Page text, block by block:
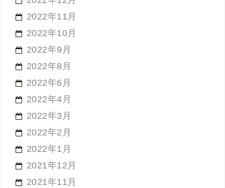
2022年11月
2022年10月
2022年9月
2022年8月
2022年6月
2022年4月
2022年3月
2022年2月
2022年1月
2021年12月
2021年11月